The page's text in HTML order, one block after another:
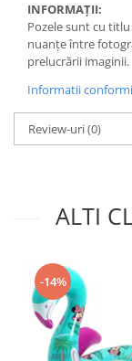
INFORMAȚII:
Pozele sunt cu
nuanțe între
prelucrării imaginii.
Informatii
Review-uri(0)
ALTI
-14%